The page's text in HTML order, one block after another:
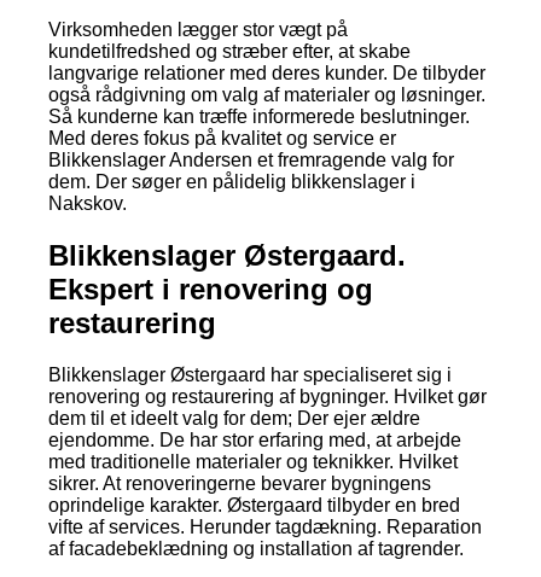
Virksomheden lægger stor vægt på
kundetilfredshed og stræber efter, at skabe
langvarige relationer med deres kunder. De tilbyder
også rådgivning om valg af materialer og løsninger.
Så kunderne kan træffe informerede beslutninger.
Med deres fokus på kvalitet og service er
Blikkenslager Andersen et fremragende valg for
dem. Der søger en pålidelig blikkenslager i
Nakskov.
Blikkenslager Østergaard.
Ekspert i renovering og
restaurering
Blikkenslager Østergaard har specialiseret sig i
renovering og restaurering af bygninger. Hvilket gør
dem til et ideelt valg for dem; Der ejer ældre
ejendomme. De har stor erfaring med, at arbejde
med traditionelle materialer og teknikker. Hvilket
sikrer. At renoveringerne bevarer bygningens
oprindelige karakter. Østergaard tilbyder en bred
vifte af services. Herunder tagdækning. Reparation
af facadebeklædning og installation af tagrender.